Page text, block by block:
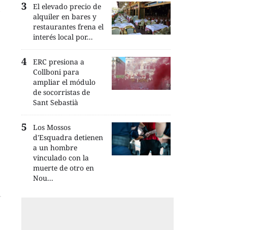
El elevado precio de
alquiler en bares y
restaurantes frena el
interés local por...
ERC presiona a
Collboni para
ampliar el módulo
de socorristas de
Sant Sebastià
Los Mossos
d'Esquadra detienen
a un hombre
vinculado con la
muerte de otro en
Nou...